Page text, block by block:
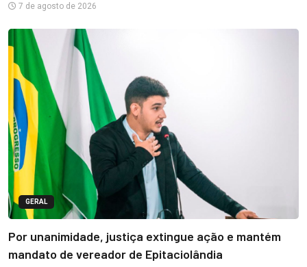
7 de agosto de 2026
GERAL
Por unanimidade, justiça extingue ação e mantém
mandato de vereador de Epitaciolândia